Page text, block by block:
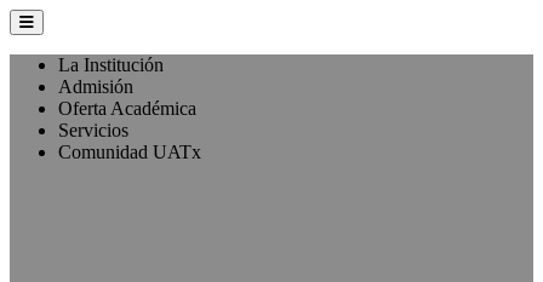
La Institución
Admisión
Oferta Académica
Servicios
Comunidad UATx